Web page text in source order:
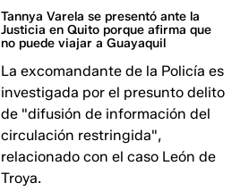
Tannya Varela se presentó ante la
Justicia en Quito porque afirma que
no puede viajar a Guayaquil
La excomandante de la Policía es
investigada por el presunto delito
de "difusión de información del
circulación restringida",
relacionado con el caso León de
Troya.